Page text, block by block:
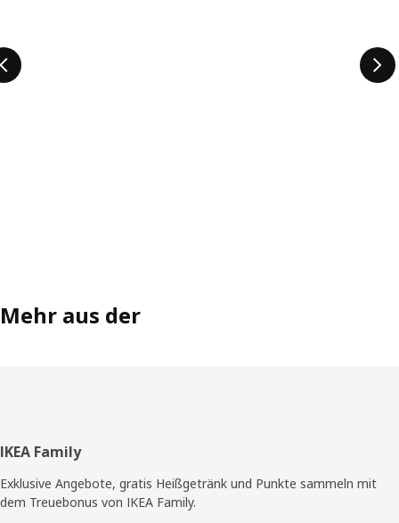
Mehr aus der
Fußzeile
IKEA Family
Exklusive Angebote, gratis Heißgetränk und Punkte sammeln mit
dem Treuebonus von IKEA Family.